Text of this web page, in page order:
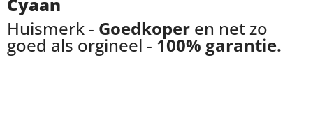
Cyaan
Huismerk - Goedkoper en net zo
goed als orgineel - 100% garantie.